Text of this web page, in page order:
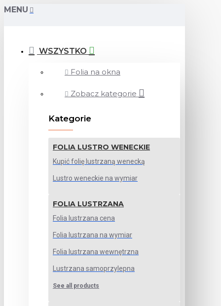
MENU
WSZYSTKO
Folia na okna
Zobacz kategorie
Kategorie
FOLIA LUSTRO WENECKIE
Kupić folię lustrzaną wenecką
Lustro weneckie na wymiar
FOLIA LUSTRZANA
Folia lustrzana cena
Folia lustrzana na wymiar
Folia lustrzana wewnętrzna
Lustrzana samoprzylepna
See all products